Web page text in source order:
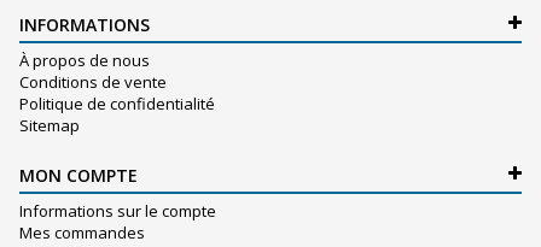
INFORMATIONS
À propos de nous
Conditions de vente
Politique de confidentialité
Sitemap
MON COMPTE
Informations sur le compte
Mes commandes